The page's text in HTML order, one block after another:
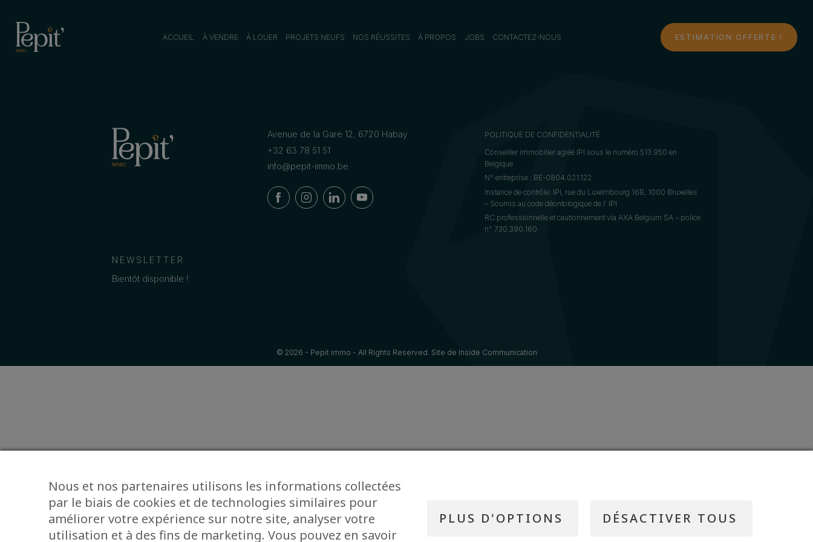
ACCUEIL À VENDRE À LOUER PROJETS NEUFS NOS RÉUSSITES À PROPOS JOBS CONTACTEZ-NOUS ESTIMATION OFFERTE !
Avenue de la Gare 12, 6720 Habay
+32 63 78 51 51
info@pepit-immo.be
POLITIQUE DE CONFIDENTIALITÉ
Conseiller immobilier agréé IPI sous le numéro 513.950 en
Belgique
N° entreprise : BE-0804.021.122
Instance de contrôle: IPI, rue du Luxembourg 16B, 1000 Bruxelles
– Soumis au code déontologique de l’ IPI
RC professionnelle et cautionnement via AXA Belgium SA – police
n° 730.390.160
NEWSLETTER
Bientôt disponible !
© 2026 - Pepit immo - All Rights Reserved. Site de Inside Communication
Nous et nos partenaires utilisons les informations collectées
par le biais de cookies et de technologies similaires pour
améliorer votre expérience sur notre site, analyser votre
utilisation et à des fins de marketing. Vous pouvez en savoir
PLUS D'OPTIONS DÉSACTIVER TOUS